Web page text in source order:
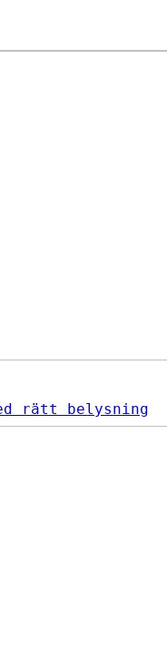
rätt belysning